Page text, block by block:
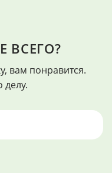
ВСЕГО?
вам понравится.